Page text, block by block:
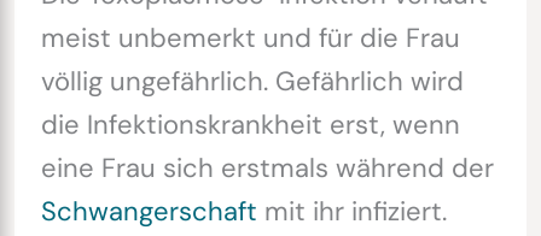
meist unbemerkt und für die Frau
völlig ungefährlich. Gefährlich wird
die Infektionskrankheit erst, wenn
eine Frau sich erstmals während der
Schwangerschaft mit ihr infiziert.